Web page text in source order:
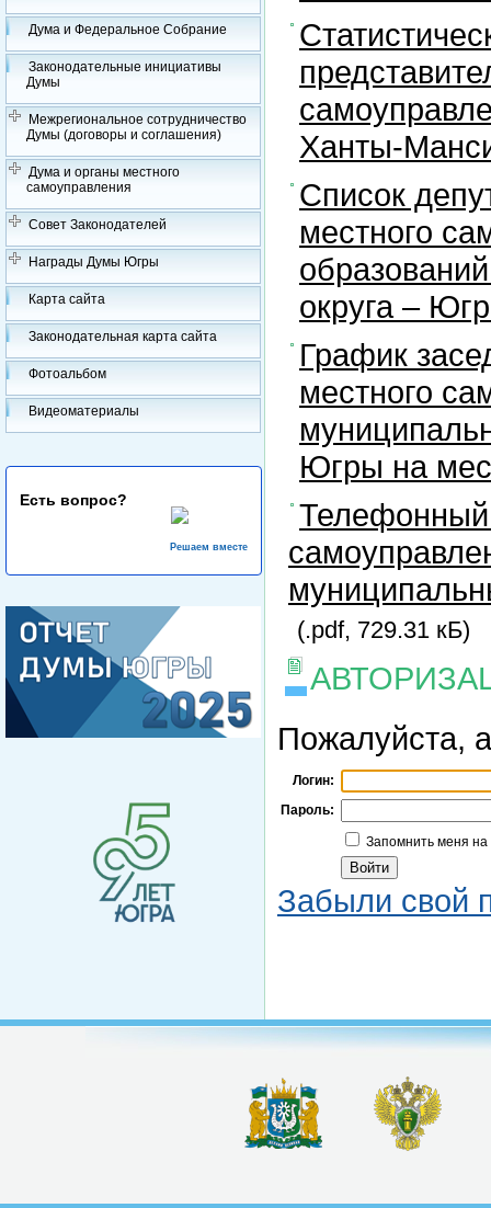
Дума и Федеральное Собрание
Законодательные инициативы
Думы
Межрегиональное сотрудничество
Думы (договоры и соглашения)
Дума и органы местного
самоуправления
Совет Законодателей
Награды Думы Югры
Карта сайта
Законодательная карта сайта
Фотоальбом
Видеоматериалы
Есть вопрос?
Решаем вместе
Ханты-
Список
местного
округа –
График
местного
Югры на
Телефонный
(.pdf, 729.31 кБ)
Пожалуйста,
Логин:
Пароль:
Запомнить меня
Забыли свой